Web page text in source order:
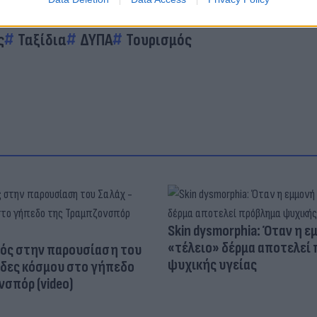
Ταξίδια ΔΥΠΑ Τουρισμός
στην παρουσίαση του
κόσμου στο γήπεδο
(video)
Skin dysmorphia: Όταν η
«τέλειο» δέρμα
ψυχικής υγείας